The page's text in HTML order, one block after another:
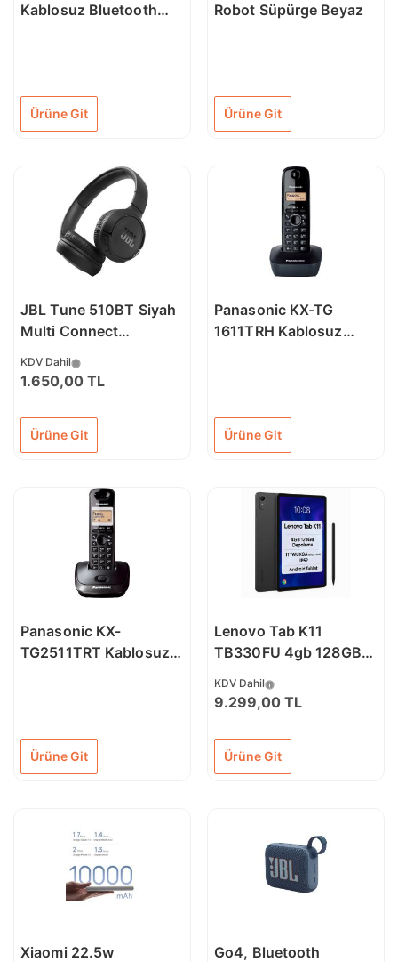
Kablosuz Bluetooth
Ürüne Git
Robot Süpürge Beyaz
Ürüne Git
JBL Tune 510BT Siyah
Multi Connect
KDV Dahil
1.650,00 TL
Ürüne Git
Panasonic KX-TG
1611TRH Kablosuz
Ürüne Git
Panasonic KX-
TG2511TRT Kablosuz
Ürüne Git
Lenovo Tab K11
TB330FU 4gb 128GB
(1920X1200) IPS IP52
ZADC0100TR +
Lenovo Kalem
KDV Dahil
9.299,00 TL
Ürüne Git
Xiaomi 22.5w Go4, Bluetooth